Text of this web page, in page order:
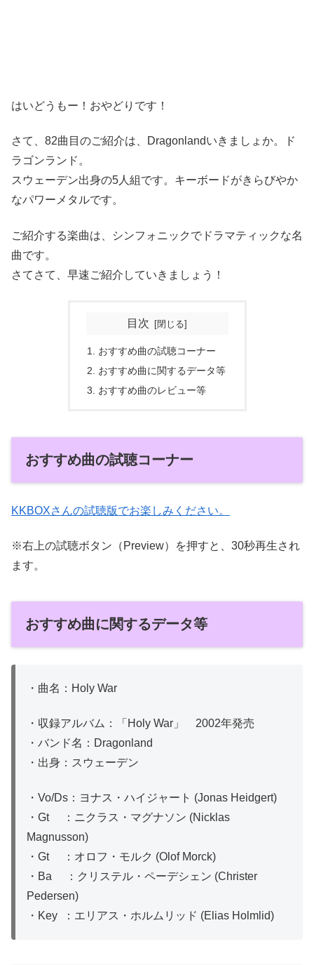
はいどうもー！おやどりです！
さて、82曲目のご紹介は、Dragonlandいきましょか。ド
ラゴンランド。
スウェーデン出身の5人組です。キーボードがきらびやか
なパワーメタルです。
ご紹介する楽曲は、シンフォニックでドラマティックな名
曲です。
さてさて、早速ご紹介していきましょう！
目次
おすすめ曲の試聴コーナー
おすすめ曲に関するデータ等
おすすめ曲のレビュー等
おすすめ曲の試聴コーナー
KKBOXさんの試聴版でお楽しみください。
※右上の試聴ボタン（Preview）を押すと、30秒再生され
ます。
おすすめ曲に関するデータ等
・曲名：Holy War
・収録アルバム：「Holy War」 2002年発売
・バンド名：Dragonland
・出身：スウェーデン
・Vo/Ds：ヨナス・ハイジャート (Jonas Heidgert)
・Gt ：ニクラス・マグナソン (Nicklas
Magnusson)
・Gt ：オロフ・モルク (Olof Morck)
・Ba ：クリステル・ペーデシェン (Christer
Pedersen)
・Key ：エリアス・ホルムリッド (Elias Holmlid)